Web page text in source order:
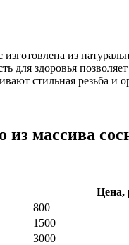
из
для здоровья
стильная резьба и
из массива
Цена,
800
1500
3000